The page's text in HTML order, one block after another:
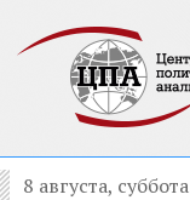
8 августа, суббота